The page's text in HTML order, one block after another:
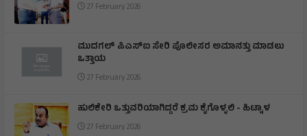
27 February 2026
ಮುದಗಲ್ ಪಿಎಸ್‌ಐ ಸೇರಿ ಪೊಲೀಸರ ಅಮಾನತ್ತು ಮಾಡಲು
ಒತ್ತಾಯ
27 February 2026
ಹುಲಿಕೇರಿ ಒತ್ತುವರಿಯಾಗಿದ್ದರೆ ಕ್ರಮ ಕೈಗೊಳ್ಳಲಿ - ಹಿಟ್ನಾಳ
27 February 2026